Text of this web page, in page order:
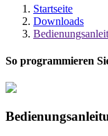
Startseite
Downloads
So programmieren